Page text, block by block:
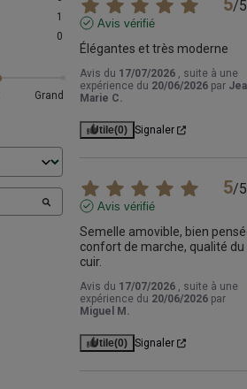
1
0
Grand
5/5
Avis vérifié
Élégantes et très moderne
Avis du 17/07/2026 , suite à une
expérience du 20/06/2026 par
Marie C.
Utile(0) Signaler
5/5
Avis vérifié
Semelle amovible, bien
confort de marche, qualité du
cuir.
Avis du 17/07/2026 , suite à une
expérience du 20/06/2026 par
Miguel M.
Utile(0) Signaler